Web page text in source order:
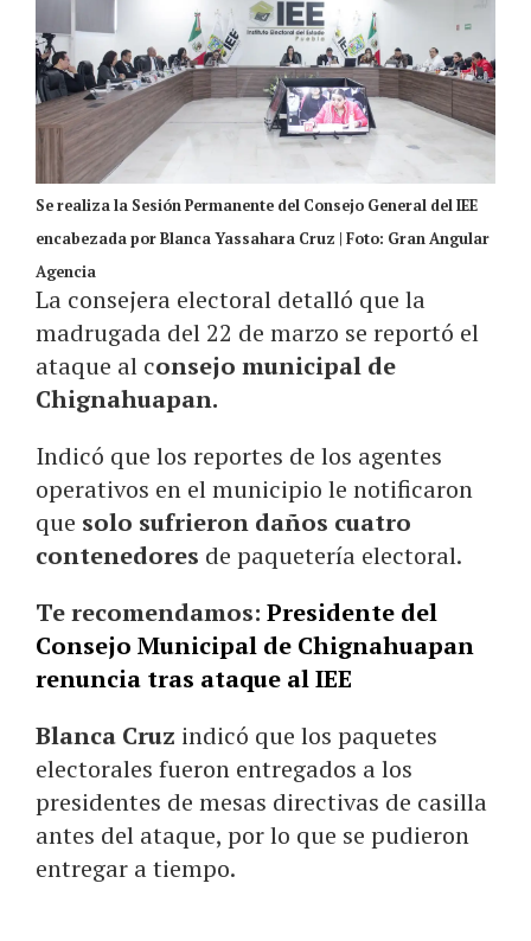
Se realiza la Sesión Permanente del Consejo General del IEE
encabezada por Blanca Yassahara Cruz | Foto: Gran Angular
Agencia
La consejera electoral detalló que la
madrugada del 22 de marzo se reportó el
ataque al consejo municipal de
Chignahuapan.
Indicó que los reportes de los agentes
operativos en el municipio le notificaron
que solo sufrieron daños cuatro
contenedores de paquetería electoral.
Te recomendamos: Presidente del
Consejo Municipal de Chignahuapan
renuncia tras ataque al IEE
Blanca Cruz indicó que los paquetes
electorales fueron entregados a los
presidentes de mesas directivas de casilla
antes del ataque, por lo que se pudieron
entregar a tiempo.